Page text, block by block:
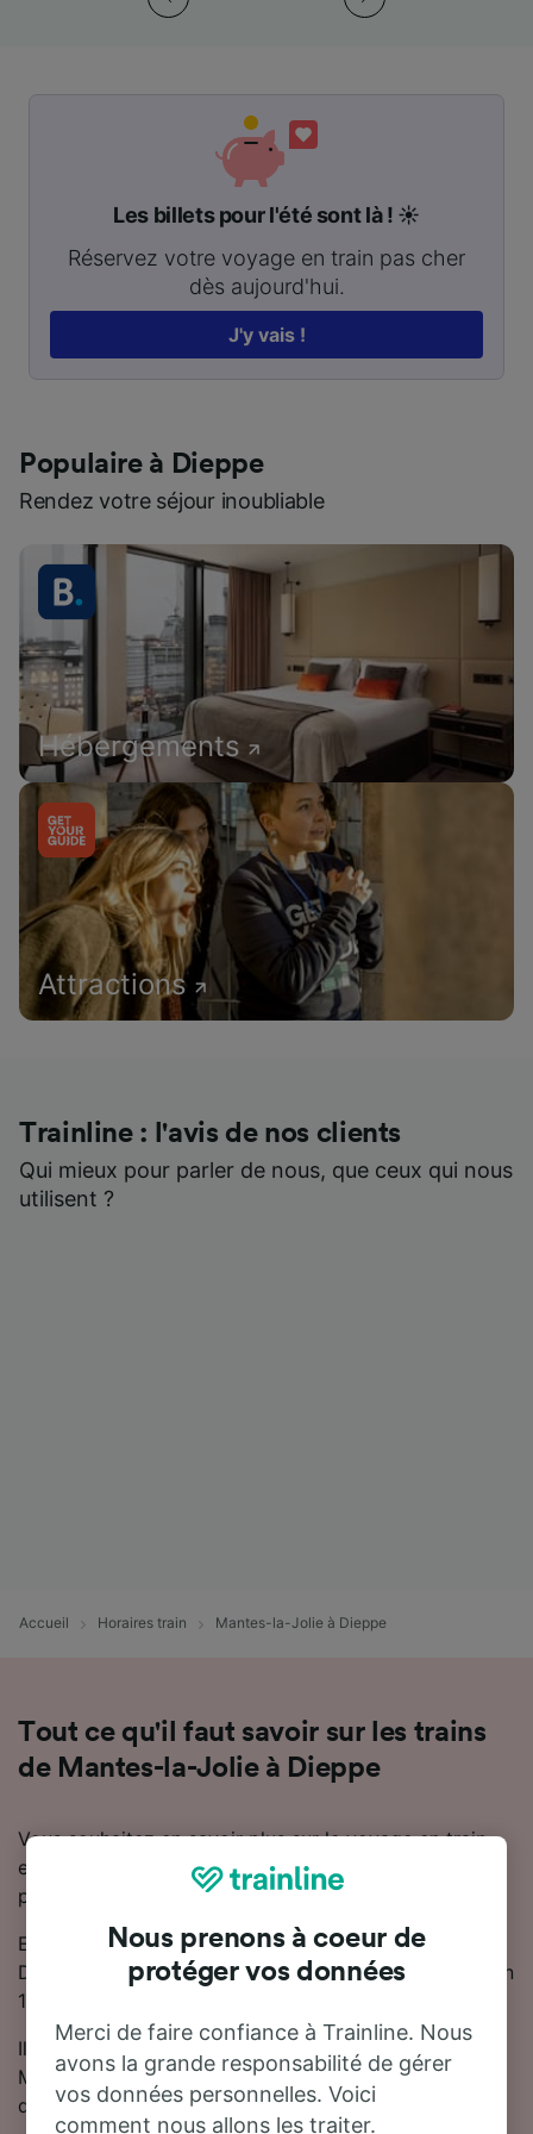
Les billets pour l'été sont là ! ☀️
Réservez votre voyage en train pas cher
dès aujourd'hui.
J'y vais !
Populaire à Dieppe
Rendez votre séjour inoubliable
Hébergements
Attractions
Trainline : l'avis de nos clients
Qui mieux pour parler de nous, que ceux qui nous
utilisent ?
Accueil Horaires train Mantes-la-Jolie à Dieppe
Tout ce qu'il faut savoir sur les trains
de Mantes-la-Jolie à Dieppe
Vous souhaitez en savoir plus sur le voyage en train
entre Mantes-la-Jolie et Dieppe ? Ne cherchez pas
plus loin.
En moyenne, le trajet en train entre Mantes-la-Jolie et
Dieppe dure 3 heures 40 minutes. Chaque jour, environ
12 trains trains circulent sur cette ligne.
Il y aura 1 correspondance lors de votre trajet entre
Mantes-la-Jolie et Dieppe, car il n'y a pas de train
direct.
Nous prenons à coeur de
protéger vos données
Merci de faire confiance à Trainline. Nous
avons la grande responsabilité de gérer
vos données personnelles. Voici
comment nous allons les traiter.